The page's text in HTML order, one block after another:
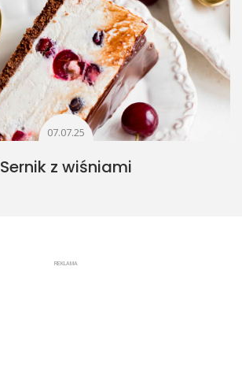
07.07.25
Sernik z wiśniami
REKLAMA